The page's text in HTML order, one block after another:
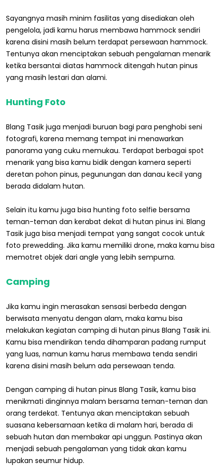
Sayangnya masih minim fasilitas yang disediakan oleh
pengelola, jadi kamu harus membawa hammock sendiri
karena disini masih belum terdapat persewaan hammock.
Tentunya akan menciptakan sebuah pengalaman menarik
ketika bersantai diatas hammock ditengah hutan pinus
yang masih lestari dan alami.
Hunting Foto
Blang Tasik juga menjadi buruan bagi para penghobi seni
fotografi, karena memang tempat ini menawarkan
panorama yang cuku memukau. Terdapat berbagai spot
menarik yang bisa kamu bidik dengan kamera seperti
deretan pohon pinus, pegunungan dan danau kecil yang
berada didalam hutan.
Selain itu kamu juga bisa hunting foto selfie bersama
teman-teman dan kerabat dekat di hutan pinus ini. Blang
Tasik juga bisa menjadi tempat yang sangat cocok untuk
foto prewedding. Jika kamu memiliki drone, maka kamu bisa
memotret objek dari angle yang lebih sempurna.
Camping
Jika kamu ingin merasakan sensasi berbeda dengan
berwisata menyatu dengan alam, maka kamu bisa
melakukan kegiatan camping di hutan pinus Blang Tasik ini.
Kamu bisa mendirikan tenda dihamparan padang rumput
yang luas, namun kamu harus membawa tenda sendiri
karena disini masih belum ada persewaan tenda.
Dengan camping di hutan pinus Blang Tasik, kamu bisa
menikmati dinginnya malam bersama teman-teman dan
orang terdekat. Tentunya akan menciptakan sebuah
suasana kebersamaan ketika di malam hari, berada di
sebuah hutan dan membakar api unggun. Pastinya akan
menjadi sebuah pengalaman yang tidak akan kamu
lupakan seumur hidup.